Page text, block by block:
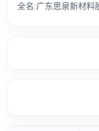
全名:广东思泉新材料